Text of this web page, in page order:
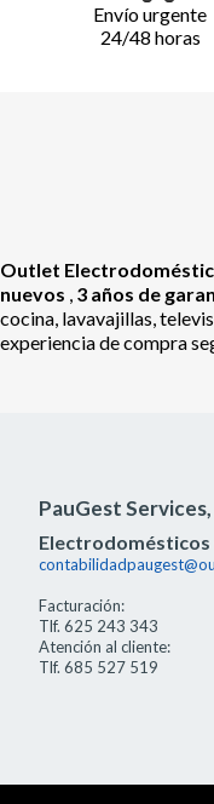
Envío urgente
24/48 horas
Outlet
nuevos , 3 años de
cocina, lavavajillas,
experiencia de compra
PauGest Services,
Facturación:
Tlf. 625 243 343
Atención al cliente:
Tlf. 685 527 519